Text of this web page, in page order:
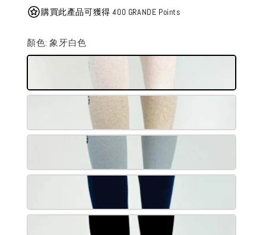
購買此產品可獲得 400 GRANDE Points
顏色: 象牙白色